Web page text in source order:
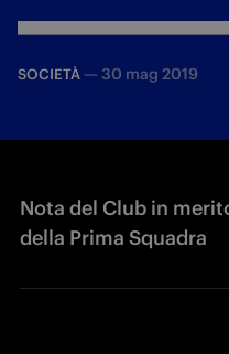
SOCIETÀ — 30 mag 2019
Nota del Club in
della Prima Squadra